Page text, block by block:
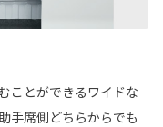
ことができるワイドな
手席側どちらからでも